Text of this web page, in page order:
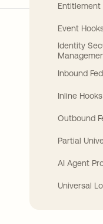
Event
Identity
Inbound
Inline Hooks
Outbound
Partial
AI Agent
Universal